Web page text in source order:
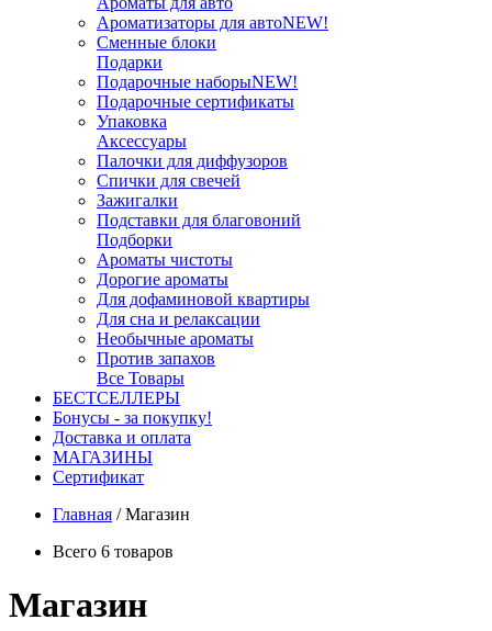
Ароматизаторы для автоNEW!
Сменные блоки
Подарки
Подарочные наборыNEW!
Подарочные сертификаты
Упаковка
Аксессуары
Палочки для диффузоров
Спички для свечей
Зажигалки
Подставки для благовоний
Подборки
Ароматы чистоты
Дорогие ароматы
Для дофаминовой квартиры
Для сна и релаксации
Необычные ароматы
Против запахов
Все Товары
БЕСТСЕЛЛЕРЫ
Бонусы - за покупку!
Доставка и оплата
МАГАЗИНЫ
Cертификат
Главная /Магазин
Всего 6 товаров
Магазин